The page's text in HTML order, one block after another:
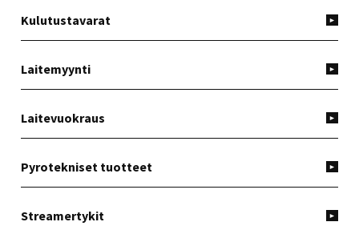
Kulutustavarat
Laitemyynti
Laitevuokraus
Pyrotekniset tuotteet
Streamertykit